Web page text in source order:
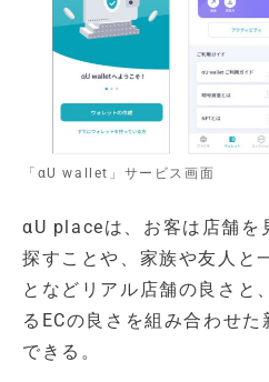
「αU wallet」サービス画面
αU placeは、お客は店舗を
探すことや、家族や友人と
となどリアル店舗の良さと
るECの良さを組み合わせ
できる。